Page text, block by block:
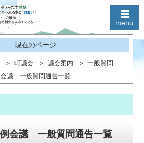
現在のページ
町議会 議会案内
一般質問
会議 一般質問通告一覧
会議 一般質問通告一覧